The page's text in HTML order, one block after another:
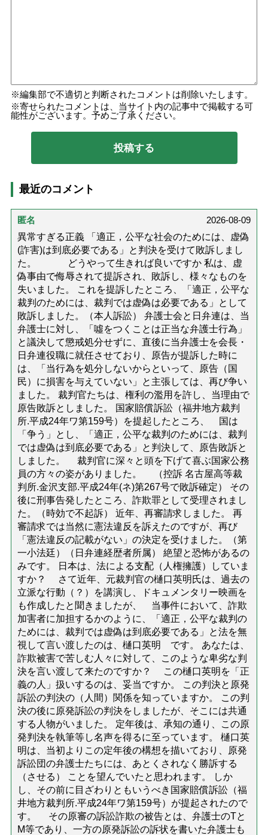
編集部で不適切と判断されたコメントは削除いたします。
寄せられたコメントは、当サイト内の記事中で掲載する可
能性がございます。予めご了承ください。
最近のコメント
匿名
2026-08-09
異常すぎる正義 「適正，公平な社会のためには、虚偽
(詐害)は到底必要である」と判決を受けて敗訴しまし
た。 どうやって生きれば良いですか 私は、虚
偽事由で侮辱されて提訴され、敗訴し、様々なものを
失いました。 これを提訴したところ、「適正，公平な
裁判のためには、裁判では虚偽は必要である」として
敗訴しました。（本人訴訟） 弁護士会と日弁連は、当
弁護士に対し、「噓をつくことは正当な弁護士行為」
と議決して懲戒処分せずに、直後に当弁護士を会長・
日弁連役職に就任させており、原告が提訴した時に
は、「当行為を処分しないからといって、原告（国
民）に損害を与えていない」と主張しては、再び争い
ました。 裁判官たちは、権利の濫用を許し、当理由で
原告敗訴としました。 国家賠償訴訟（福井地方裁判
所.平成24年ワ第159号）を提起したところ、 国は
「争う」とし、「適正，公平な裁判のためには、裁判
では虚偽は到底必要である」と判決して、原告敗訴と
しました。 裁判官に深々と頭を下げて喜ぶ国家公務
員の方々の姿がありました。 （控訴 名古屋高等裁
判所.金沢支部.平成24年(ネ)第267号で敗訴確定） その
後に刑事告発したところ、詐欺罪として受理されまし
た。（時効で不起訴） 近年、再審請求しました。 再
審請求では当然に憲法違反を訴えたのですが、再び
「憲法違反の記載がない」の決定を受けました。（第
一小法廷）（日弁連経歴者所属） 絶望と恐怖があるの
みです。 日本は、法による支配（人権擁護）していま
すか？ さて近年、元裁判官の樋口英明氏は、過去の
立派な行動（？）を講演し、ドキュメンタリー映画を
も作成したと聞きましたが、 当事件において、詐欺
加害者に加担するかのように、「適正，公平な裁判の
ためには、裁判では虚偽は到底必要である」と法を無
視して言い渡したのは、樋口英明 です。 あなたは、
詐欺被害で苦しむ人々に対して、このような卑劣な判
決を言い渡して来たのですか？ この樋口英明を「正
義の人」扱いするのは、妥当ですか。 この判決と原発
訴訟の判決の（人間）関係を知っていますか。 この判
決の後に原発訴訟の判決をしましたが、そこには共通
する人物がいました。 定年後は、承知の通り、この原
発判決を執筆等し名声を得るに至っています。 樋口英
明は、当初よりこの定年後の構想を描いており、原発
訴訟団の弁護士たちには、あとくされなく勝訴する
（させる） ことを望んでいたと思われます。 しか
し、その前に目ざわりともいうべき国家賠償訴訟（福
井地方裁判所.平成24年ワ第159号）が提起されたので
す。 その原審の訴訟詐欺の被告とは、弁護士のTと
M等であり、一方の原発訴訟の訴状を書いた弁護士も